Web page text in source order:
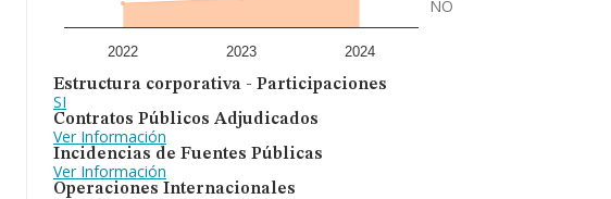
2022 2023 2024
Estructura corporativa - Participaciones
SI
Contratos Públicos Adjudicados
Ver Información
Incidencias de Fuentes Públicas
Ver Información
Operaciones Internacionales
NO